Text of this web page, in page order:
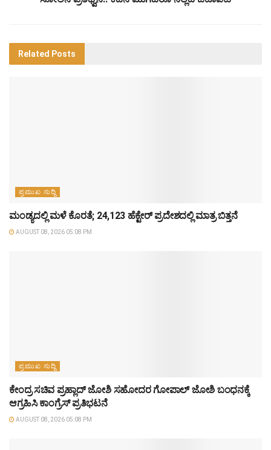
Related Posts
ಪ್ರಮುಖ ಸುದ್ದಿ
ಮಂಡ್ಯದಲ್ಲಿ ಮಳೆ ಕೊರತೆ; 24,123 ಹೆಕ್ಟೇರ್ ಪ್ರದೇಶದಲ್ಲಿ ಮಾತ್ರ ಬಿತ್ತನೆ
AUGUST 08, 2026 05:08 PM
ಪ್ರಮುಖ ಸುದ್ದಿ
ಕೇಂದ್ರ ಸಚಿವ ಪ್ರಹ್ಲಾದ್ ಜೋಶಿ ಸಹೋದರ ಗೋಪಾಲ್ ಜೋಶಿ ಬಂಧನಕ್ಕೆ
ಆಗ್ರಹಿಸಿ ಕಾಂಗ್ರೆಸ್‌ ಪ್ರತಿಭಟನೆ
AUGUST 08, 2026 05:08 PM